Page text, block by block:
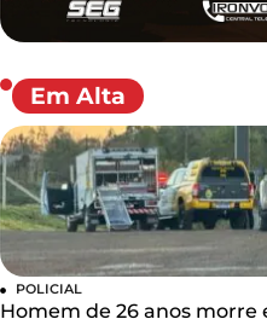
Em Alta
POLICIAL
Homem de 26 anos morre